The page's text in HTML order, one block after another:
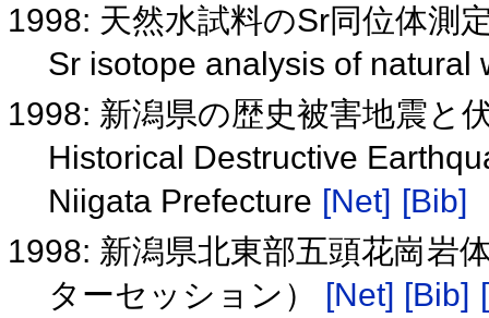
1998: 天然水試料のSr同位体測
Sr isotope analysis of natural
1998: 新潟県の歴史被害地震と
Historical Destructive
Niigata Prefecture [Net] [Bib]
1998: 新潟県北東部五頭花崗岩
ターセッション） [Net] [Bib]